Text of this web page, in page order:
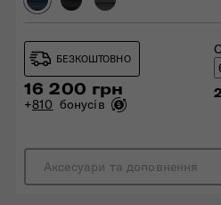
БЕЗКОШТОВНО
16 200 грн
+810 бонусів
Аксесуари та доповнення